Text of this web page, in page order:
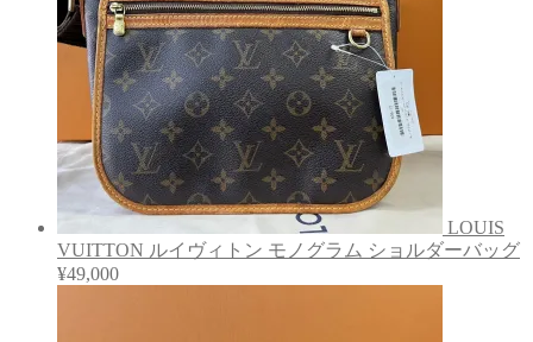
LOUIS
VUITTON ルイヴィトン モノグラム ショルダーバッグ
¥49,000